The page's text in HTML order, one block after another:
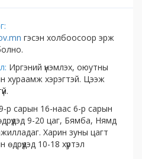
гэсэн холбоосоор эрж
Иргэний үнэмлэх, оюутны
хураамж хэрэгтэй. Цээж
р сарын 16-наас 6-р сарын
9-20 цаг, Бямба, Нямд
Харин зуны цагт
10-18 хүртэл